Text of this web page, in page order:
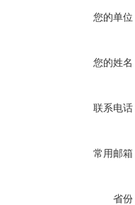
您的单位
您的姓名
联系电话
常用邮箱
省份